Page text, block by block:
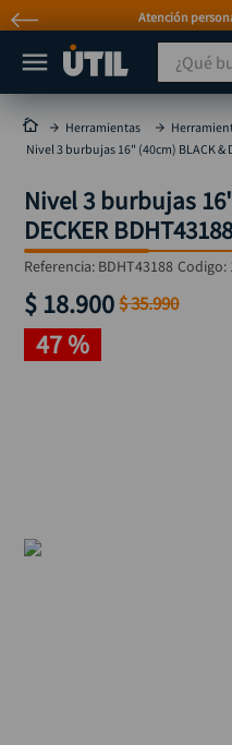
Atención
¿Qué
Herramientas
Nivel 3 burbujas 16" (40cm) BLACK &
Nivel 3 burbujas
DECKER
Referencia: BDHT43188 Codigo:
$ 18.900 $35.990
47 %
MÁS
taladro
taladros pulidoras
compresor
llave
sierra circular
ruteadora